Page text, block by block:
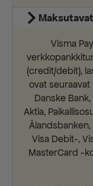
Maksutavat
Visma
(credit/debit),
ovat
Danske
Aktia,
Ålandsbanken,
Visa Debit-,
MasterCard -